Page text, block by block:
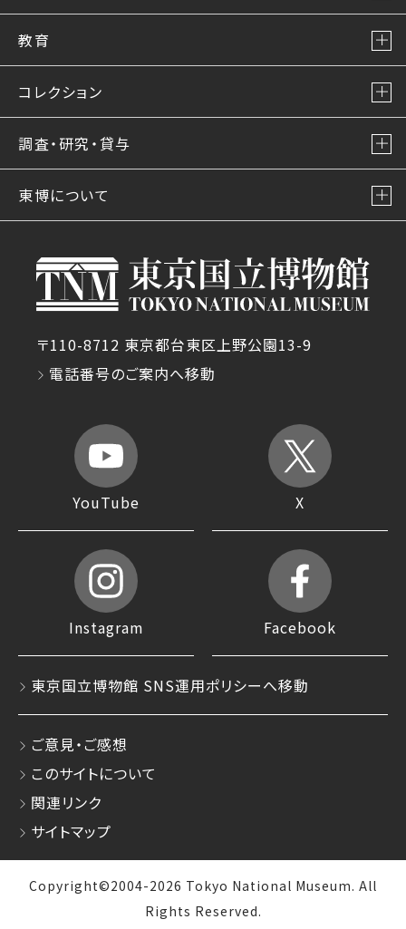
教育
コレクション
調査・研究・貸与
東博について
〒110-8712 東京都台東区上野公園13-9
電話番号のご案内へ移動
YouTube X
Instagram Facebook
東京国立博物館 SNS運用ポリシーへ移動
ご意見・ご感想
このサイトについて
関連リンク
サイトマップ
Copyright©2004-2026 Tokyo National Museum. All
Rights Reserved.